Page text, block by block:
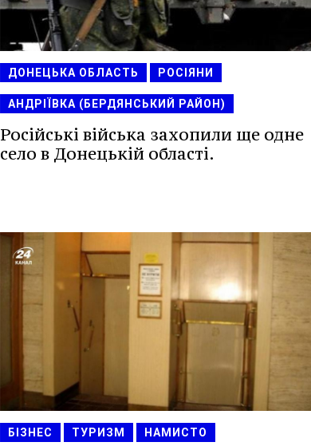
ДОНЕЦЬКА ОБЛАСТЬ РОСІЯНИ
АНДРІЇВКА (БЕРДЯНСЬКИЙ РАЙОН)
Російські війська захопили ще одне
село в Донецькій області.
БІЗНЕС ТУРИЗМ НАМИСТО